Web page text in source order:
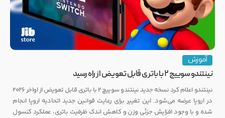
آموزش
نینتندو سوییچ ۲ با باتری قابل تعویض از راه رسید
نینتندو اعلام کرد نسخه جدید نینتندو سوییچ ۲ با باتری قابل تعویض از اواخر ۲۰۲۶
در اروپا عرضه می‌شود. این تغییر برای رعایت قوانین جدید اتحادیه اروپا انجام
شده و با وجود افزایش جزئی وزن و کاهش اندک ظرفیت باتری، عملکرد کنسول